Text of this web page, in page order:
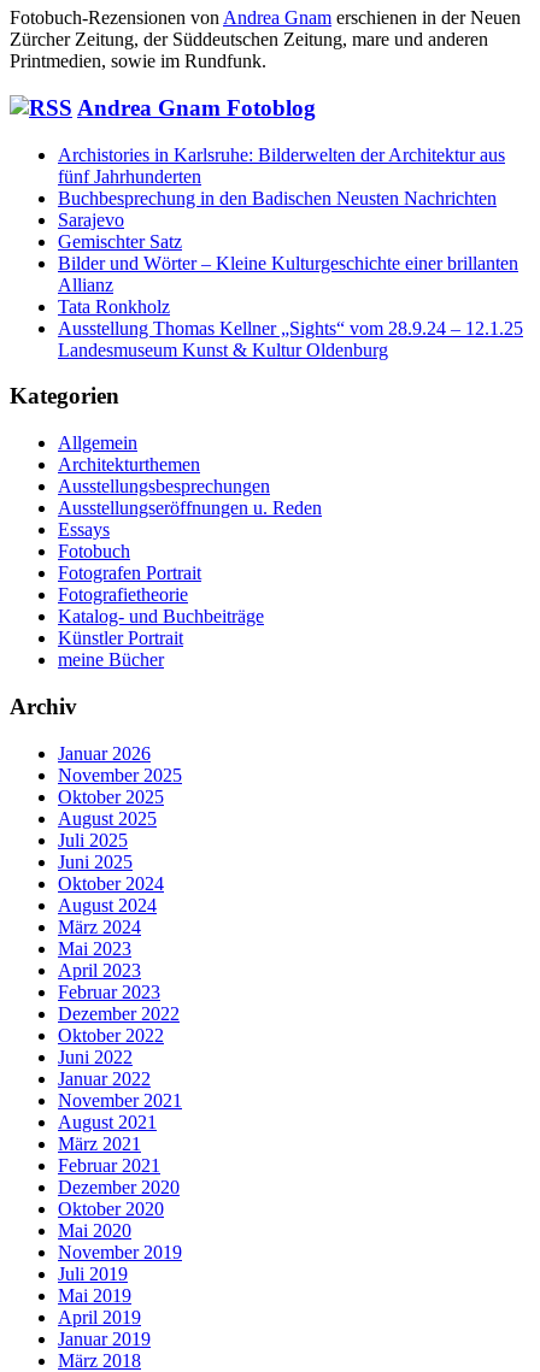
Fotobuch-Rezensionen von Andrea Gnam erschienen in der Neuen
Zürcher Zeitung, der Süddeutschen Zeitung, mare und anderen
Printmedien, sowie im Rundfunk.
Andrea Gnam Fotoblog
Archistories in Karlsruhe: Bilderwelten der Architektur aus
fünf Jahrhunderten
Buchbesprechung in den Badischen Neusten Nachrichten
Sarajevo
Gemischter Satz
Bilder und Wörter – Kleine Kulturgeschichte einer brillanten
Allianz
Tata Ronkholz
Ausstellung Thomas Kellner „Sights“ vom 28.9.24 – 12.1.25
Landesmuseum Kunst & Kultur Oldenburg
Kategorien
Allgemein
Architekturthemen
Ausstellungsbesprechungen
Ausstellungseröffnungen u. Reden
Essays
Fotobuch
Fotografen Portrait
Fotografietheorie
Katalog- und Buchbeiträge
Künstler Portrait
meine Bücher
Archiv
Januar 2026
November 2025
Oktober 2025
August 2025
Juli 2025
Juni 2025
Oktober 2024
August 2024
März 2024
Mai 2023
April 2023
Februar 2023
Dezember 2022
Oktober 2022
Juni 2022
Januar 2022
November 2021
August 2021
März 2021
Februar 2021
Dezember 2020
Oktober 2020
Mai 2020
November 2019
Juli 2019
Mai 2019
April 2019
Januar 2019
März 2018